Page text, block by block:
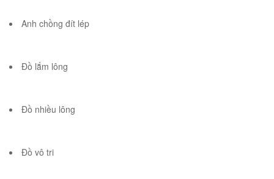
Anh chồng đít lép
Đồ lắm lông
Đồ nhiều lông
Đồ vô tri